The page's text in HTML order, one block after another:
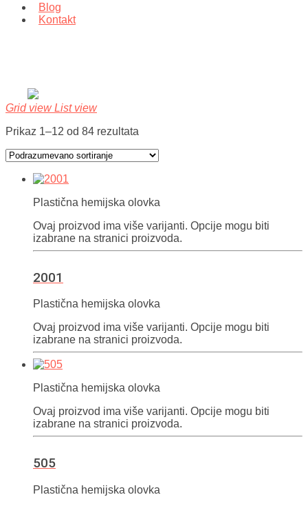
Blog
Kontakt
Grid view List view
Prikaz 1–12 od 84 rezultata
Plastična hemijska olovka
Ovaj proizvod ima više varijanti. Opcije mogu biti
izabrane na stranici proizvoda.
2001
Plastična hemijska olovka
Ovaj proizvod ima više varijanti. Opcije mogu biti
izabrane na stranici proizvoda.
Plastična hemijska olovka
Ovaj proizvod ima više varijanti. Opcije mogu biti
izabrane na stranici proizvoda.
505
Plastična hemijska olovka